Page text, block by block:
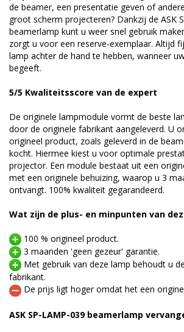
de beamer, een presentatie geven of
groot scherm projecteren? Dankzij de ASK
beamerlamp kunt u weer snel gebruik
zorgt u voor een reserve-exemplaar. Altijd
lamp achter de hand te hebben, wanneer
begeeft.
5/5 Kwaliteitsscore van de expert
De originele lampmodule vormt de beste
door de originele fabrikant aangeleverd. U
origineel product, zoals geleverd in de
kocht. Hiermee kiest u voor optimale
projector. Een module bestaat uit een
met een originele behuizing, waarop u 3
ontvangt. 100% kwaliteit gegarandeerd.
Wat zijn de plus- en minpunten van
100 % origineel product.
3 maanden 'geen gezeur' garantie.
Met gebruik van deze lamp behoudt u
fabrikant.
De prijs ligt hoger omdat het een
ASK SP-LAMP-039 beamerlamp